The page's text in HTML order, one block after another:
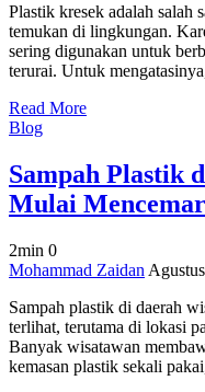
Mesin
Pencacah
Plastik,
Wajib
Plastik kresek adalah salah
temukan di lingkungan.
sering digunakan untuk
terurai. Untuk
Read More
Blog
Sampah Plastik
Mulai
2min 0
on
Plastik
di
Daerah
Wisata
Mohammad Zaidan
Sampah plastik di daerah
terlihat, terutama di lokasi
Banyak wisatawan
kemasan plastik sekali